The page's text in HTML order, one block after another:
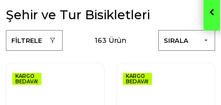
Şehir ve Tur Bisikletleri
FİLTRELE SIRALA
163 Ürün
KARGO
BEDAVA!
KARGO
BEDAVA!